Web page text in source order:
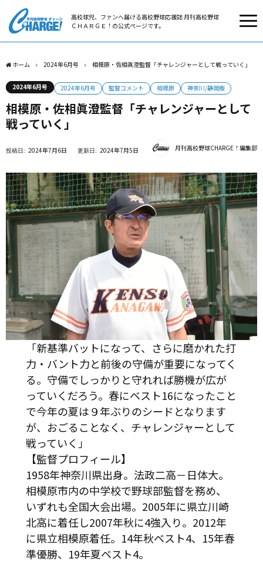
高校球児、ファンへ届ける高校野球応援誌 月刊高校野球
ＣＨＡＲＧＥ！の公式ページです。
ホーム 2024年6月号 相模原・佐相眞澄監督「チャレンジャーとして戦っていく」
2024年6月号 2024年6月号 監督コメント 相模原 神奈川/静岡版
相模原・佐相眞澄監督「チャレンジャーとして
戦っていく」
2024年7月6日 2024年7月5日 月刊高校野球CHARGE！編集部
「新基準バットになって、さらに磨かれた打
力・バント力と前後の守備が重要になってく
る。守備でしっかりと守れれば勝機が広が
っていくだろう。春にベスト16になったこと
で今年の夏は９年ぶりのシードとなります
が、おごることなく、チャレンジャーとして
戦っていく」
【監督プロフィール】
1958年神奈川県出身。法政二高－日体大。
相模原市内の中学校で野球部監督を務め、
いずれも全国大会出場。2005年に県立川崎
北高に着任し2007年秋に4強入り。2012年
に県立相模原着任。14年秋ベスト4、15年春
準優勝、19年夏ベスト4。